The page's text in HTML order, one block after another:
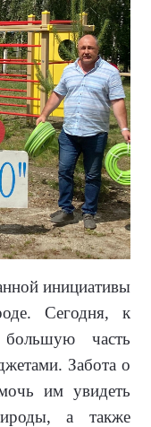
инициативы
Сегодня, к
часть
Забота о
им увидеть
а также